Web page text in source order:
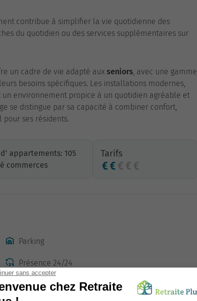
contribue à simplifier la vie quotidienne des
du quotidien ou des services supplémentaires sur
un cadre de vie adapté aux seniors, avec une gamme
besoins spécifiques. Les installations modernes,
environnement propice à un quotidien agréable et
se distingue par sa capacité à combiner confort,
ses résidents.
appartements: 105
commerces
Tarifs
Parking
Présence 24/24
Etablissement avec des appartements meublés